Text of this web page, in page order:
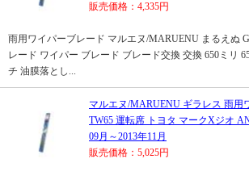
販売価格：4,335円
雨用ワイパーブレード マルエヌ/MARUENU まるえぬ
レード ワイパー ブレード ブレード交換 交換 650ミリ
チ 油膜落とし...
マルエヌ/MARUENU ギラレス 雨用
TW65 運転席 トヨタ マークXジオ
09月～2013年11月
販売価格：5,025円